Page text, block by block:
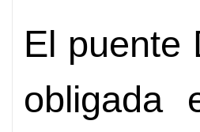
El puente
obligada